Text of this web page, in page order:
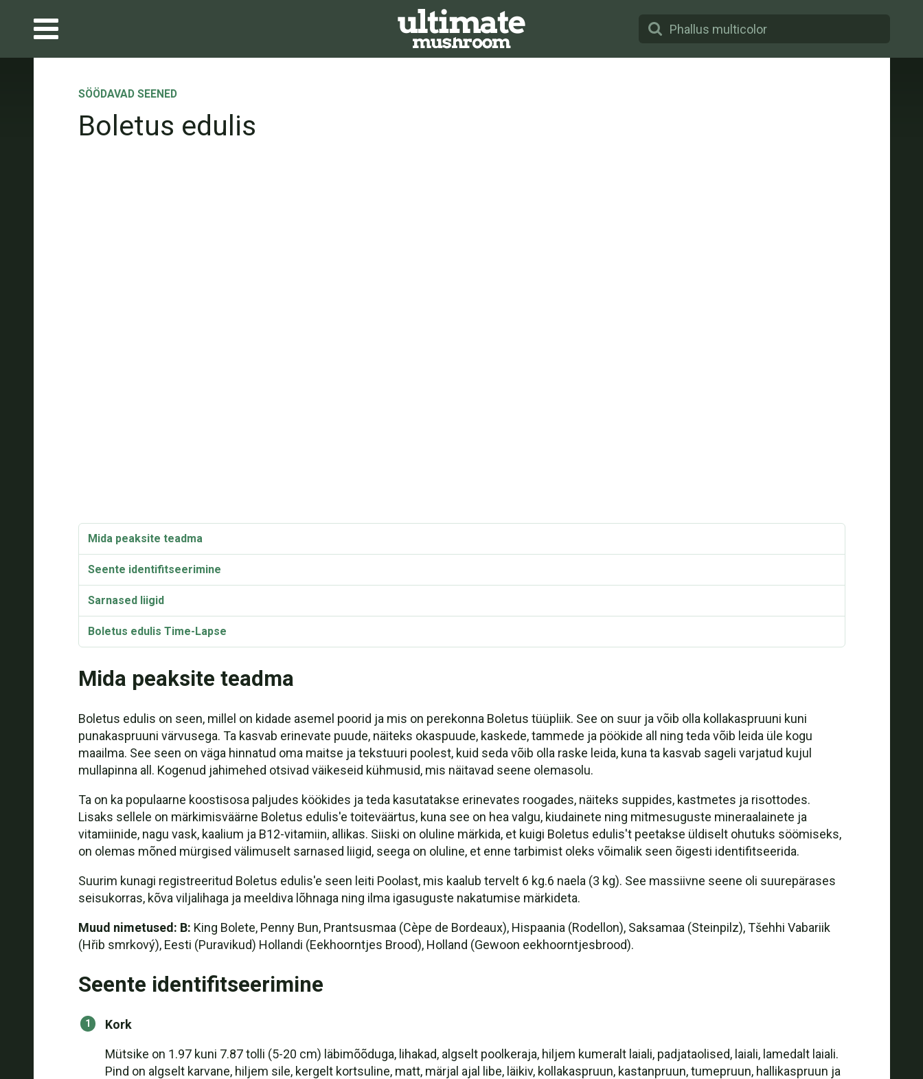
SÖÖDAVAD SEENED
Boletus edulis
Mida peaksite teadma
Seente identifitseerimine
Sarnased liigid
Boletus edulis Time-Lapse
Kas te võite süüa Boletus edulis't toorelt?
Retsept: Grillitud portselanid piparmündi ja küüslauguga
Retsept: Tagliatelle Boletus edulis'e seentega
Retsept: Risotto: Tõeline itaalia seenerisotto
Taksonoomia ja etümoloogia
Sünonüümid
Mida peaksite teadma
Boletus edulis on seen, millel on kidade asemel poorid ja mis on perekonna Boletus tüüpliik. See on suur ja võib olla kollakaspruuni kuni
punakaspruuni värvusega. Ta kasvab erinevate puude, näiteks okaspuude, kaskede, tammede ja pöökide all ning teda võib leida üle kogu
maailma. See seen on väga hinnatud oma maitse ja tekstuuri poolest, kuid seda võib olla raske leida, kuna ta kasvab sageli varjatud kujul
mullapinna all. Kogenud jahimehed otsivad väikeseid kühmusid, mis näitavad seene olemasolu.
Ta on ka populaarne koostisosa paljudes köökides ja teda kasutatakse erinevates roogades, näiteks suppides, kastmetes ja risottodes.
Lisaks sellele on märkimisväärne Boletus edulis'e toiteväärtus, kuna see on hea valgu, kiudainete ning mitmesuguste mineraalainete ja
vitamiinide, nagu vask, kaalium ja B12-vitamiin, allikas. Siiski on oluline märkida, et kuigi Boletus edulis't peetakse üldiselt ohutuks söömiseks,
on olemas mõned mürgised välimuselt sarnased liigid, seega on oluline, et enne tarbimist oleks võimalik seen õigesti identifitseerida.
Suurim kunagi registreeritud Boletus edulis'e seen leiti Poolast, mis kaalub tervelt 6 kg.6 naela (3 kg). See massiivne seene oli suurepärases
seisukorras, kõva viljalihaga ja meeldiva lõhnaga ning ilma igasuguste nakatumise märkideta.
Muud nimetused: B: King Bolete, Penny Bun, Prantsusmaa (Cèpe de Bordeaux), Hispaania (Rodellon), Saksamaa (Steinpilz), Tšehhi Vabariik
(Hřib smrkový), Eesti (Puravikud) Hollandi (Eekhoorntjes Brood), Holland (Gewoon eekhoorntjesbrood).
Seente identifitseerimine
Kork
Mütsike on 1.97 kuni 7.87 tolli (5-20 cm) läbimõõduga, lihakad, algselt poolkeraja, hiljem kumeralt laiali, padjataolised, laiali, lamedalt laiali.
Pind on algselt karvane, hiljem sile, kergelt kortsuline, matt, märjal ajal libe, läikiv, kollakaspruun, kastanpruun, tumepruun, hallikaspruun ja